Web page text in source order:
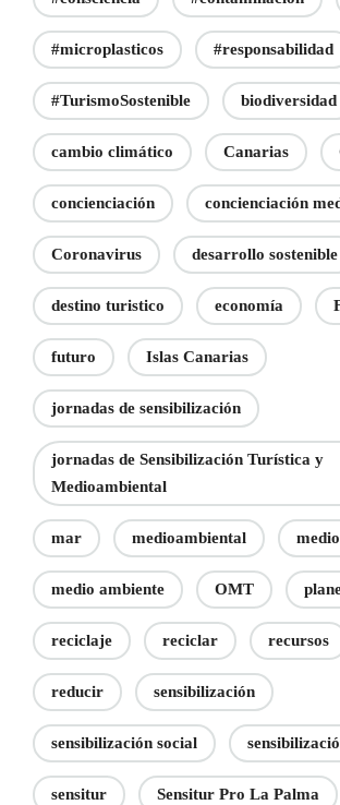
#microplasticos #responsabilidad
#TurismoSostenible biodiversidad
cambio climático Canarias
concienciación concienciación
Coronavirus desarrollo sostenible
destino turistico economía
futuro Islas Canarias
jornadas de sensibilización
jornadas de Sensibilización Turística y
Medioambiental
mar medioambiental
medio ambiente OMT
reciclaje reciclar recursos
reducir sensibilización
sensibilización social
sensitur Sensitur Pro La Palma